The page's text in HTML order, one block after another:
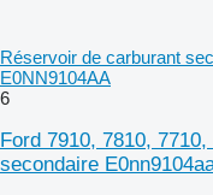
Réservoir de carburant
E0NN9104AA
6
Ford 7910, 7810,
secondaire